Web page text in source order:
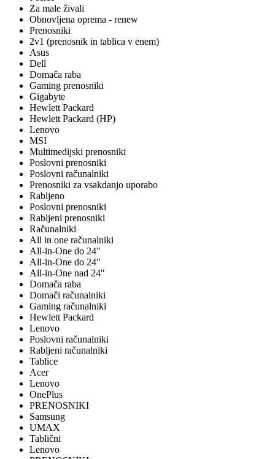
Za male živali
Obnovljena oprema - renew
Prenosniki
2v1 (prenosnik in tablica v enem)
Asus
Dell
Domača raba
Gaming prenosniki
Gigabyte
Hewlett Packard
Hewlett Packard (HP)
Lenovo
MSI
Multimedijski prenosniki
Poslovni prenosniki
Poslovni računalniki
Prenosniki za vsakdanjo uporabo
Rabljeno
Poslovni prenosniki
Rabljeni prenosniki
Računalniki
All in one računalniki
All-in-One do 24"
All-in-One do 24″
All-in-One nad 24″
Domača raba
Domači računalniki
Gaming računalniki
Hewlett Packard
Lenovo
Poslovni računalniki
Rabljeni računalniki
Tablice
Acer
Lenovo
OnePlus
PRENOSNIKI
Samsung
UMAX
Tablični
Lenovo